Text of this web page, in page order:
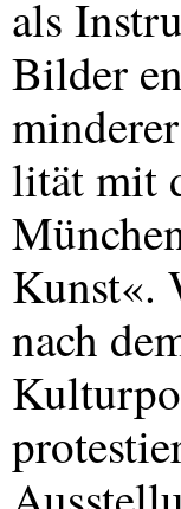
als
Bilder
lität mit
Kunst«.
nach